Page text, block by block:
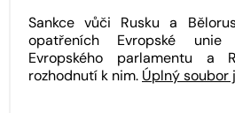
Sankce vůči Rusku a
opatřeních Evropské
Evropského parlamentu a
rozhodnutí k nim. Úplný soubor